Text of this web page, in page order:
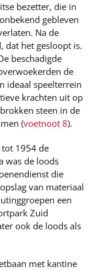
bezetter, die in
gebleven
Na de
dat het gesloopt is.
beschadigde
de
ideaal speelterrein
krachten uit op
steen in de
(voetnoot 8).
tot 1954 de
was de loods
die
van materiaal
een
Zuid
ook de loods als
met kantine